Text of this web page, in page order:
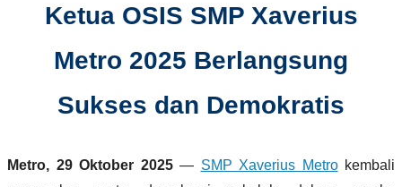
Ketua OSIS SMP Xaverius
Metro 2025 Berlangsung
Sukses dan Demokratis
Metro, 29 Oktober 2025— SMP Xaverius Metrokembali